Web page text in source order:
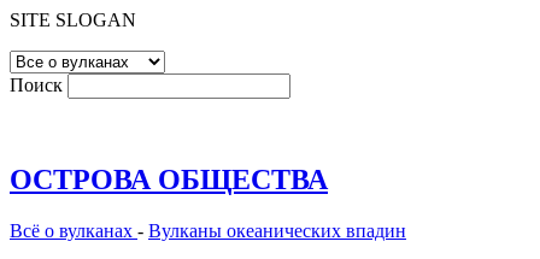
SITE SLOGAN
Поиск
ОСТРОВА ОБЩЕСТВА
Всё о вулканах - Вулканы океанических впадин